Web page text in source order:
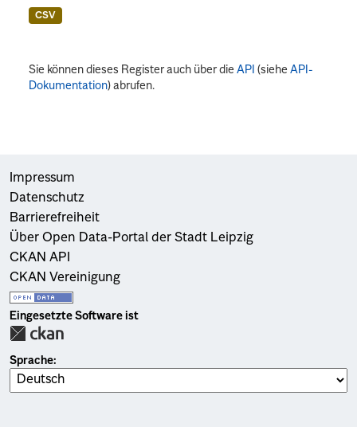
CSV
Sie können dieses Register auch über dieAPI (sieheAPI-
Dokumentation) abrufen.
Impressum
Datenschutz
Barrierefreiheit
Über Open Data-Portal der Stadt Leipzig
CKAN API
CKAN Vereinigung
Eingesetzte Software ist
Sprache